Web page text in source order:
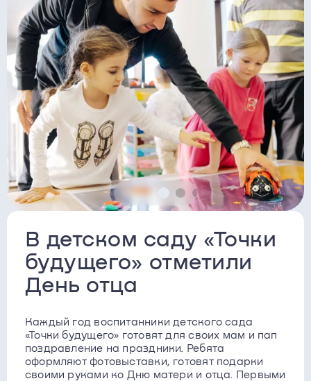
В детском саду «Точки
будущего» отметили
День отца
Каждый год воспитанники детского сада
«Точки будущего» готовят для своих мам и пап
поздравление на праздники. Ребята
оформляют фотовыставки, готовят подарки
своими руками ко Дню матери и отца. Первыми